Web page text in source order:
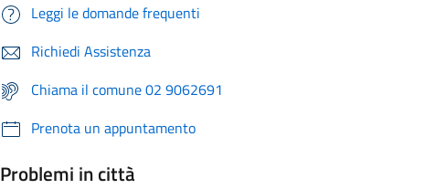
Leggi le domande frequenti
Richiedi Assistenza
Chiama il comune 02 9062691
Prenota un appuntamento
Problemi in città